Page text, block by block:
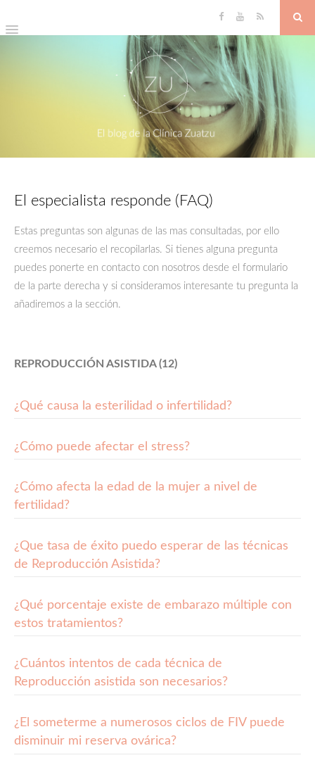
El especialista responde (FAQ)
Estas preguntas son algunas de las mas consultadas, por ello
creemos necesario el recopilarlas. Si tienes alguna pregunta
puedes ponerte en contacto con nosotros desde el formulario
de la parte derecha y si consideramos interesante tu pregunta la
añadiremos a la sección.
REPRODUCCIÓN ASISTIDA (12)
¿Qué causa la esterilidad o infertilidad?
¿Cómo puede afectar el stress?
¿Cómo afecta la edad de la mujer a nivel de
fertilidad?
¿Que tasa de éxito puedo esperar de las técnicas
de Reproducción Asistida?
¿Qué porcentaje existe de embarazo múltiple con
estos tratamientos?
¿Cuántos intentos de cada técnica de
Reproducción asistida son necesarios?
¿El someterme a numerosos ciclos de FIV puede
disminuir mi reserva ovárica?